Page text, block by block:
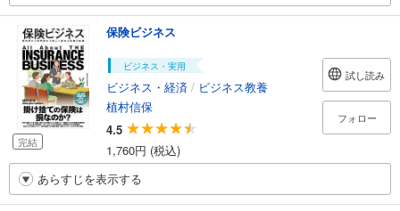
完結
保険ビジネス
ビジネス・実用
ビジネス・経済 / ビジネス教養
植村信保
4.5
1,760円 (税込)
試し読み
フォロー
あらすじを表示する